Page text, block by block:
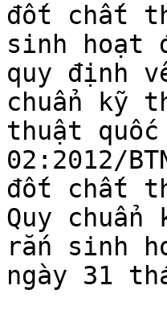
đốt chất
sinh hoạt
quy định
chuẩn kỹ
thuật
02:2012/
đốt chất
Quy
rắn sinh
ngày 31